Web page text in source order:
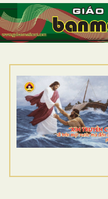
TRANG NHẤT
GIỚI THIỆU
DÒNG TU
BAN MỤC VỤ
ĐOÀN THỂ CG
ĐIỂM HÀNH